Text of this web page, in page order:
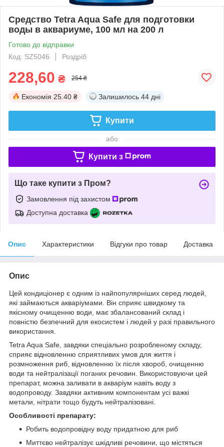
Средство Tetra Aqua Safe для подготовки
воды в аквариуме, 100 мл на 200 л
Готово до відправки
Код: SZ5046
Роздріб
228,60 ₴ 254 ₴
Економія 25.40 ₴ Залишилось 44 дні
Купити
або
Купити з
Що таке купити з Пром?
Замовлення під захистом
Доступна доставка
Опис Характеристики Відгуки про товар Доставка
Опис
Цей кондиціонер є одним із найпопулярніших серед людей,
які займаються акваріумами. Він сприяє швидкому та
якісному очищенню води, має збалансований склад і
повністю безпечний для екосистем і людей у разі правильного
використання.
Tetra Aqua Safe, завдяки спеціально розробленому складу,
сприяє відновленню сприятливих умов для життя і
розмноження риб, відновленню їх після хвороб, очищенню
води та нейтралізації поганих речовин. Використовуючи цей
препарат, можна заливати в акваріум навіть воду з
водопроводу. Завдяки активним компонентам усі важкі
метали, нітрати тощо будуть нейтралізовані.
Особливості препарату:
Робить водопровідну воду придатною для риб
Миттєво нейтралізує шкідливі речовини, що містяться